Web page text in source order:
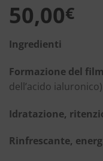
50,00€
Ingredienti
Formazione del
dell’acido
Idratazione,
Rinfrescante,